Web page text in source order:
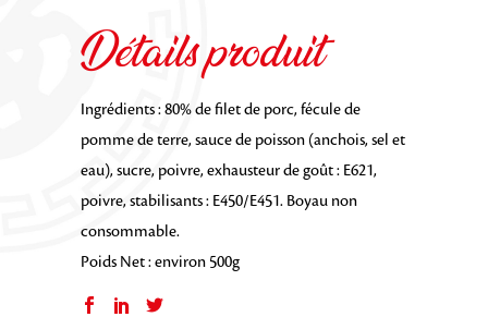
Détails produit
Ingrédients : 80% de filet de porc, fécule de
pomme de terre, sauce de poisson (anchois, sel et
eau), sucre, poivre, exhausteur de goût : E621,
poivre, stabilisants : E450/E451. Boyau non
consommable.
Poids Net : environ 500g